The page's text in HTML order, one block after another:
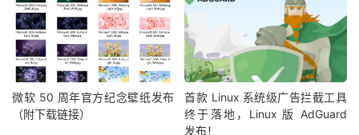
微软 50 周年官方纪念壁纸发布
（附下载链接）
首款 Linux 系统级广告拦截工具
终于落地，Linux 版 AdGuard
发布！